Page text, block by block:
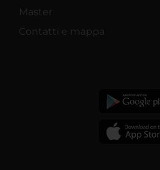
Master
Contatti e mappa